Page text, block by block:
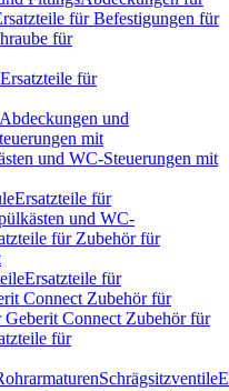
für Befestigungen für
für
Ersatzteile für
Abdeckungen und
mit
und WC-Steuerungen mit
Ersatzteile für
und WC-
für Zubehör für
Ersatzteile für
Connect Zubehör für
Geberit Connect Zubehör für
für
Schrägsitzventile